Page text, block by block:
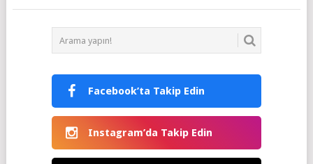
Facebook’ta Takip Edin
Instagram’da Takip Edin